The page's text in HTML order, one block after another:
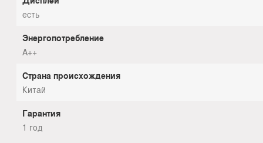
есть
Энергопотребление
A++
Страна происхождения
Китай
Гарантия
1 год